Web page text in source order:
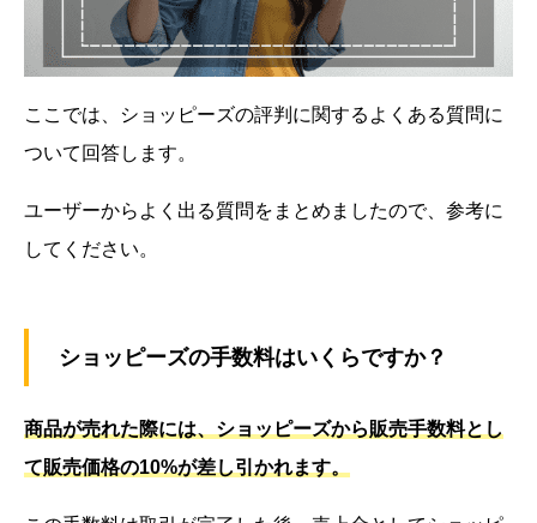
ここでは、 ショッピーズの評判に関するよくある質問に
ついて回答します。
ユーザーからよく出る質問をまとめましたので、参考に
してください。
ショッピーズの手数料はいくらですか？
商品が売れた際には、ショッピーズから販売手数料とし
て販売価格の10%が差し引かれます。